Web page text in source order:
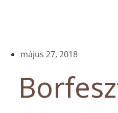
május 27, 2018